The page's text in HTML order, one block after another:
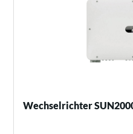
Wechselrichter